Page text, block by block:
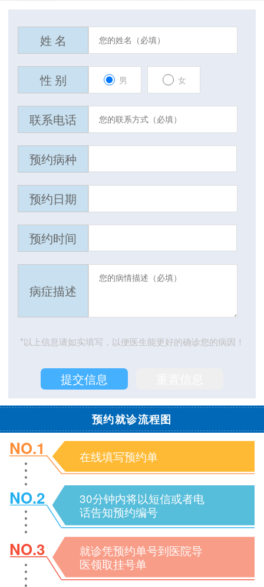
姓 名
性 别 男 女
联系电话
预约病种
预约日期
预约时间
病症描述
*以上信息请如实填写，以便医生能更好的确诊您的病因！
预约就诊流程图
NO.1 在线填写预约单
NO.2
30分钟内将以短信或者电
话告知预约编号
NO.3
就诊凭预约单号到医院导
医领取挂号单